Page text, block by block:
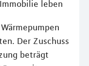
leben
Der Zuschuss
beträgt